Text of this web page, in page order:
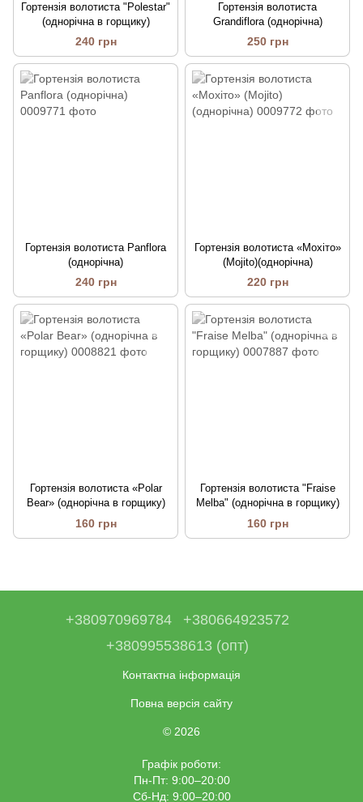
Гортензія волотиста "Polestar"
(однорічна в горщику)
240 грн
Гортензія волотиста
Grandiflora (однорічна)
250 грн
Гортензія волотиста Panflora
(однорічна)
240 грн
Гортензія волотиста «Мохіто»
(Mojito)(однорічна)
220 грн
Гортензія волотиста «Polar
Bear» (однорічна в горщику)
160 грн
Гортензія волотиста "Fraise
Melba" (однорічна в горщику)
160 грн
+380970969784
+380664923572
+380995538613 (опт)
Контактна інформація
Повна версія сайту
© 2026
Графік роботи:
Пн-Пт: 9:00–20:00
Сб-Нд: 9:00–20:00